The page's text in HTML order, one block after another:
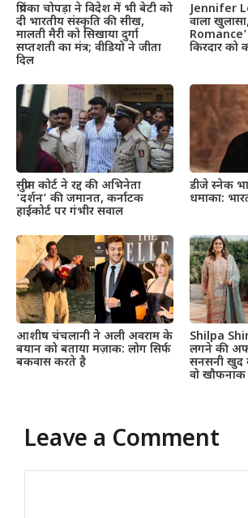
प्रियंका चोपड़ा ने विदेश में भी बेटी को
दी भारतीय संस्कृति की सीख,
मालती मैरी को सिखाया दुर्गा
सप्तशती का मंत्र; वीडियो ने जीता
दिल
Jennifer
वाला
किरदार को
सुप्रीम कोर्ट ने रद्द की अभिनेता
‘दर्शन’ की जमानत, कर्नाटक
हाईकोर्ट पर गंभीर सवाल
डीजे स्नेक
धमाका:
आशीष चंचलानी ने अली अवराम के
बयान को बताया मज़ाक: लोग सिर्फ
बकवास करते है
Shilpa
लगने की
सनसनी खुद
वो खौफनाक
Leave a Comment